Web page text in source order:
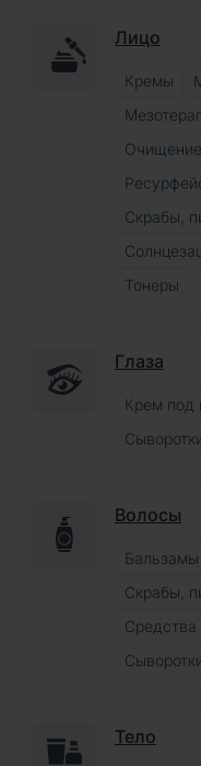
Лицо
Кремы
Скрабы,
Тонеры
Глаза
Крем под
Волосы
Скрабы,
Средства
Тело